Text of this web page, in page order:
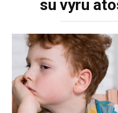
su vyru